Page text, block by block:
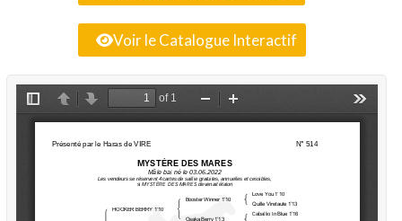
Voir le Catalogue Interactif